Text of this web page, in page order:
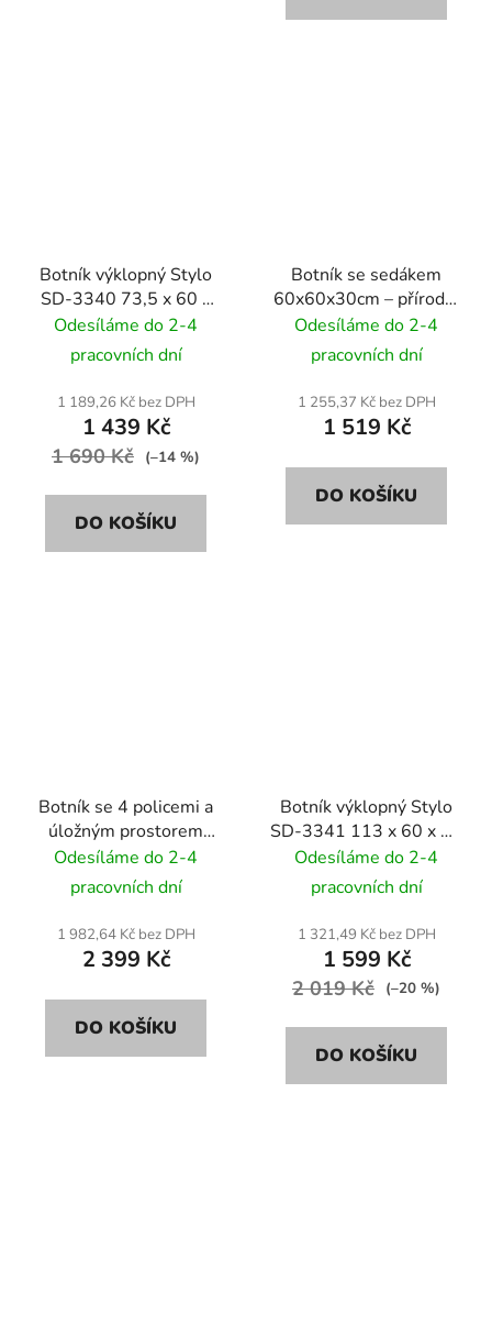
Botník výklopný Stylo
SD-3340 73,5 x 60 x
24 cm - bílý / dub
sonoma
Odesíláme do 2-4
pracovních dní
1 189,26 Kč bez DPH
1 439 Kč
1 690 Kč (–14 %)
DO KOŠÍKU
Botník se sedákem
60x60x30cm – přírodní
dub
Odesíláme do 2-4
pracovních dní
1 255,37 Kč bez DPH
1 519 Kč
DO KOŠÍKU
Botník se 4 policemi a
úložným prostorem
99×36×60 cm –
přírodní dub
Odesíláme do 2-4
pracovních dní
1 982,64 Kč bez DPH
2 399 Kč
DO KOŠÍKU
Botník výklopný Stylo
SD-3341 113 x 60 x 24
cm - bílý / dub sonoma
Odesíláme do 2-4
pracovních dní
1 321,49 Kč bez DPH
1 599 Kč
2 019 Kč (–20 %)
DO KOŠÍKU